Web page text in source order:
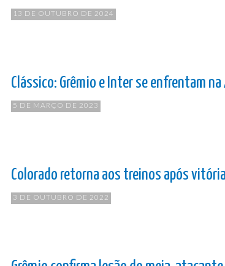
13 DE OUTUBRO DE 2024
Clássico: Grêmio e Inter se enfrentam na
5 DE MARÇO DE 2023
Colorado retorna aos treinos após
3 DE OUTUBRO DE 2022